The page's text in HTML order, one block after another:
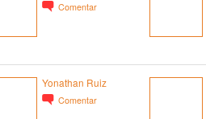
Comentar
Yonathan Ruiz
Comentar